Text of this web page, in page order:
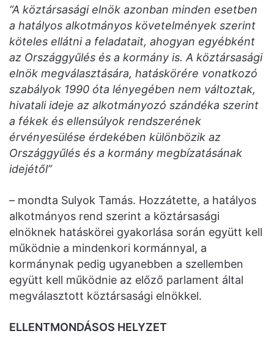
“A köztársasági elnök azonban minden esetben
a hatályos alkotmányos követelmények szerint
köteles ellátni a feladatait, ahogyan egyébként
az Országgyűlés és a kormány is. A köztársasági
elnök megválasztására, hatáskörére vonatkozó
szabályok 1990 óta lényegében nem változtak,
hivatali ideje az alkotmányozó szándéka szerint
a fékek és ellensúlyok rendszerének
érvényesülése érdekében különbözik az
Országgyűlés és a kormány megbízatásának
idejétől”
– mondta Sulyok Tamás. Hozzátette, a hatályos
alkotmányos rend szerint a köztársasági
elnöknek hatáskörei gyakorlása során együtt kell
működnie a mindenkori kormánnyal, a
kormánynak pedig ugyanebben a szellemben
együtt kell működnie az előző parlament által
megválasztott köztársasági elnökkel.
ELLENTMONDÁSOS HELYZET